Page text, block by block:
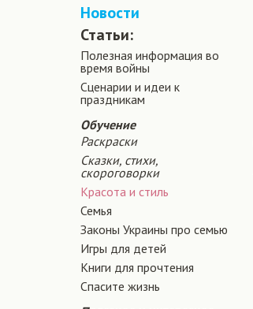
Новости
Статьи:
Полезная информация во
время войны
Сценарии и идеи к
праздникам
Обучение
Раскраски
Сказки, стихи,
скороговорки
Красота и стиль
Семья
Законы Украины про семью
Игры для детей
Книги для прочтения
Спасите жизнь